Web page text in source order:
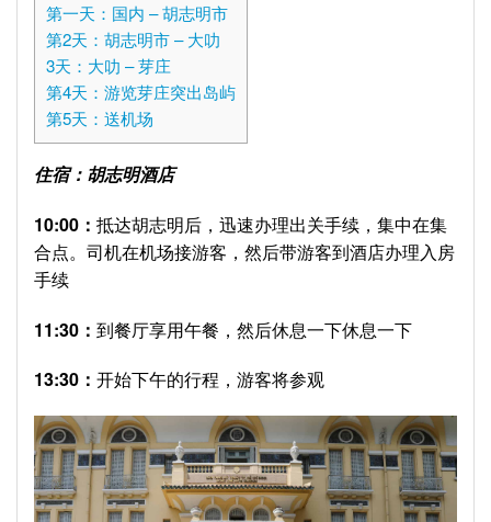
第一天：国内 – 胡志明市
第2天：胡志明市 – 大叻
3天：大叻 – 芽庄
第4天：游览芽庄突出岛屿
第5天：送机场
住宿：胡志明酒店
10:00 ： 抵达胡志明后，迅速办理出关手续，集中在集
合点。司机在机场接游客，然后带游客到酒店办理入房
手续
11:30 ： 到餐厅享用午餐，然后休息一下休息一下
13:30 ： 开始下午的行程，游客将参观